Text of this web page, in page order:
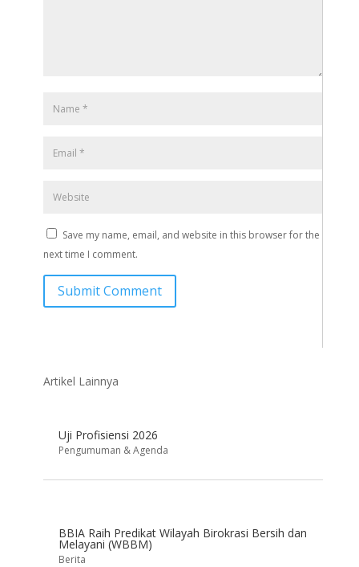
Save my name, email, and website in this browser for the
next time I comment.
Submit Comment
Artikel Lainnya
Uji Profisiensi 2026
Pengumuman & Agenda
BBIA Raih Predikat Wilayah Birokrasi Bersih dan
Melayani (WBBM)
Berita